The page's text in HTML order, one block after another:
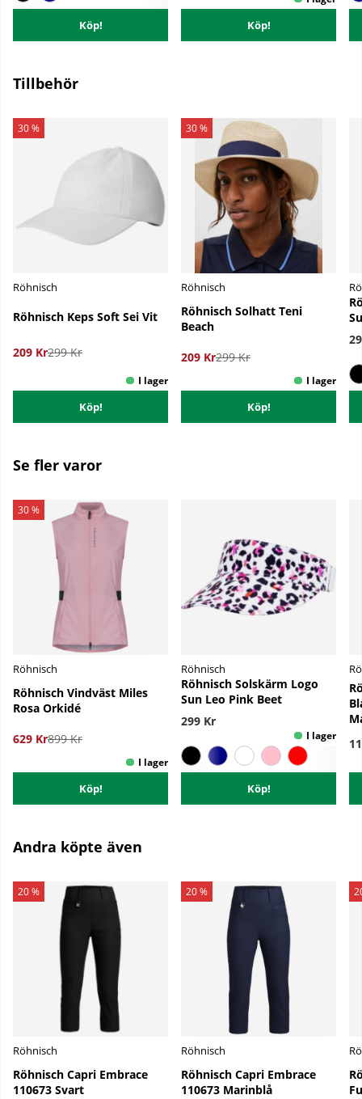
Köp! Köp!
Tillbehör
30 %
Röhnisch
Röhnisch Keps Soft Sei Vit
209 Kr299 Kr
Köp!
30 %
Röhnisch
Röhnisch Solhatt Teni
Beach
209 Kr299 Kr
Köp!
Se fler varor
30 %
Röhnisch
Röhnisch Vindväst Miles
Rosa Orkidé
629 Kr899 Kr
Köp!
Röhnisch
Röhnisch Solskärm Logo
Sun Leo Pink Beet
299 Kr
Köp!
Andra köpte även
20 %
Röhnisch
Röhnisch Capri Embrace
110673 Svart
20 %
Röhnisch
Röhnisch Capri Embrace
110673 Marinblå